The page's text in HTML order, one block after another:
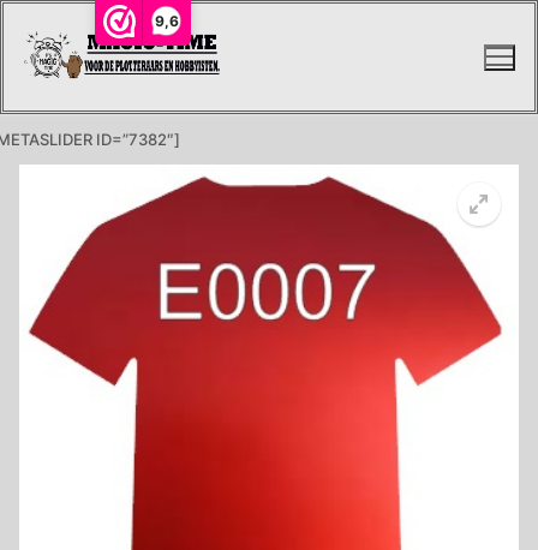
9,6
naar
ID=”7382″]